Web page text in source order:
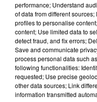
5 juin 2026
UNE FUSILLADE
JEUNE DE 17 ANS
La scène se serait
2026, peu après 5h.
aurait été abattu
performance; Understand
of data from different
profiles to personalise
content; Use limited data to
detect fraud, and fix errors;
Save and communicate
process personal data such
following functionalities:
requested; Use precise
other data sources; Link
information transmitted